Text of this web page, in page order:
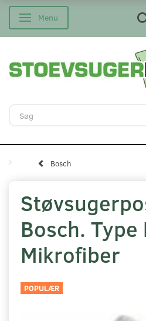
Skifte navigation
Menu
Bosch
Bosch. Type
Mikrofiber
POPULÆR